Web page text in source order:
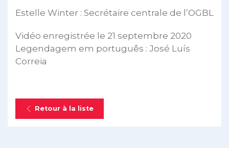
Estelle Winter : Secrétaire centrale de l’OGBL
Vidéo enregistrée le 21 septembre 2020
Legendagem em português : José Luís
Correia
Retour à la liste